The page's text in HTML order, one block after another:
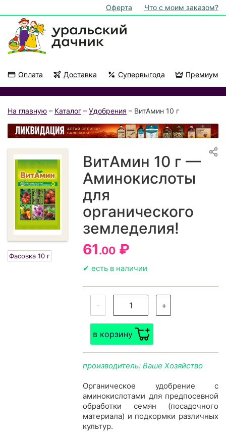
Оферта Что с моим заказом?
Оплата Доставка Супервыгода Премиум
На главную – Каталог – Удобрения – ВитАмин 10 г
Фасовка 10 г
ВитАмин 10 г —
Аминокислоты
для
органического
земледелия!
61.00 ₽
✔ есть в наличии
- +
в корзину
производитель: Ваше Хозяйство
Органическое удобрение с
аминокислотами для предпосевной
обработки семян (посадочного
материала) и подкормки различных
культур.